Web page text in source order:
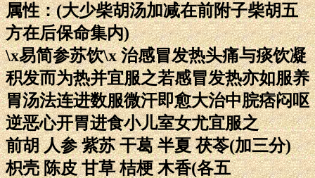
属性：(大少柴胡汤加减在前附子柴胡五
方在后保命集内)
\x易简参苏饮\x 治感冒发热头痛与痰饮凝
积发而为热并宜服之若感冒发热亦如服养
胃汤法连进数服微汗即愈大治中脘痞闷呕
逆恶心开胃进食小儿室女尤宜服之
前胡 人参 紫苏 干葛 半夏 茯苓(加三分)
枳壳 陈皮 甘草 桔梗 木香(各五